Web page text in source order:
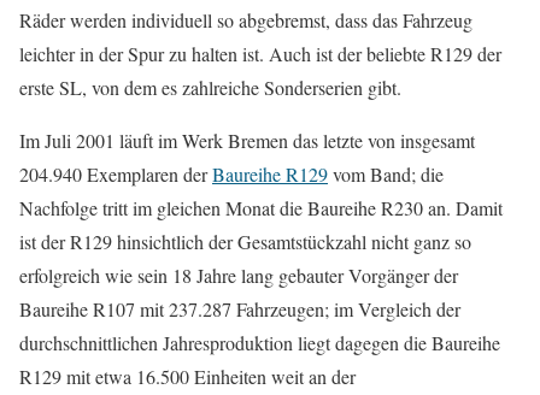
Räder werden individuell so abgebremst, dass das Fahrzeug
leichter in der Spur zu halten ist. Auch ist der beliebte R129 der
erste SL, von dem es zahlreiche Sonderserien gibt.
Im Juli 2001 läuft im Werk Bremen das letzte von insgesamt
204.940 Exemplaren derBaureihe R129vom Band; die
Nachfolge tritt im gleichen Monat die Baureihe R230 an. Damit
ist der R129 hinsichtlich der Gesamtstückzahl nicht ganz so
erfolgreich wie sein 18 Jahre lang gebauter Vorgänger der
Baureihe R107 mit 237.287 Fahrzeugen; im Vergleich der
durchschnittlichen Jahresproduktion liegt dagegen die Baureihe
R129 mit etwa 16.500 Einheiten weit an der